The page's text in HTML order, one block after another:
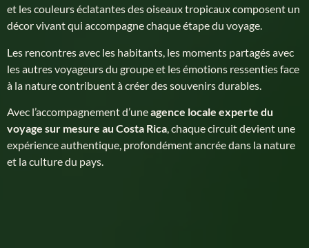
et les couleurs éclatantes des oiseaux tropicaux composent un
décor vivant qui accompagne chaque étape du voyage.
Les rencontres avec les habitants, les moments partagés avec
les autres voyageurs du groupe et les émotions ressenties face
à la nature contribuent à créer des souvenirs durables.
Avec l’accompagnement d’uneagence locale experte du
voyage sur mesure au Costa Rica, chaque circuit devient une
expérience authentique, profondément ancrée dans la nature
et la culture du pays.